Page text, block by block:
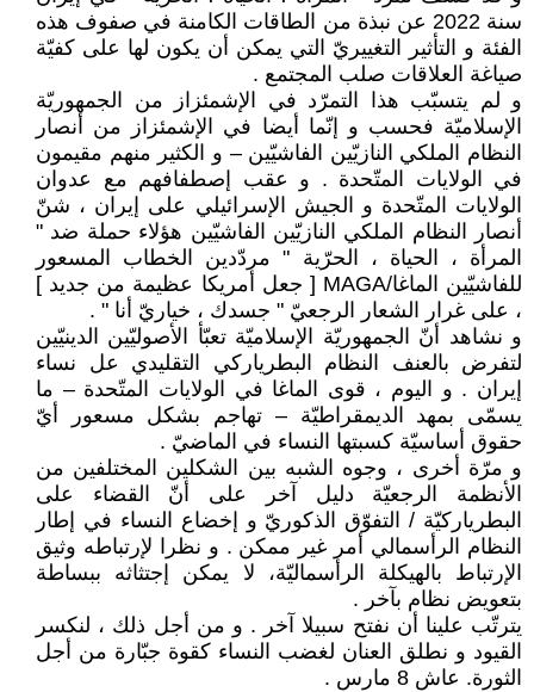
سنة 2022 عن نبذة من الطاقات الكامنة في صفوف هذه
الفئة و التأثير التغييريّ التي يمكن أن يكون لها على كفيّة
صياغة العلاقات صلب المجتمع .
و لم يتسبّب هذا التمرّد في الإشمئزاز من الجمهوريّة
الإسلاميّة فحسب و إنّما أيضا في الإشمئزاز من أنصار
النظام الملكي النازيّين الفاشيّين – و الكثير منهم مقيمون
في الولايات المتّحدة . و عقب إصطفافهم مع عدوان
الولايات المتّحدة و الجيش الإسرائيلي على إيران ، شنّ
أنصار النظام الملكي النازيّين الفاشيّين هؤلاء حملة ضد "
المرأة ، الحياة ، الحرّية " مردّدين الخطاب المسعور
للفاشيّين الماغا/MAGA [ جعل أمريكا عظيمة من جديد ]
، على غرار الشعار الرجعيّ " جسدك ، خياريّ أنا " .
و نشاهد أنّ الجمهوريّة الإسلاميّة تعبّأ الأصوليّين الدينيّين
لتفرض بالعنف النظام البطرياركي التقليدي عل نساء
إيران . و اليوم ، قوى الماغا في الولايات المتّحدة – ما
يسمّى بمهد الديمقراطيّة – تهاجم بشكل مسعور أيّ
حقوق أساسيّة كسبتها النساء في الماضيّ .
و مرّة أخرى ، وجوه الشبه بين الشكلين المختلفين من
الأنظمة الرجعيّة دليل آخر على أنّ القضاء على
البطرياركيّة / التفوّق الذكوريّ و إخضاع النساء في إطار
النظام الرأسمالي أمر غير ممكن . و نظرا لإرتباطه وثيق
الإرتباط بالهيكلة الرأسماليّة، لا يمكن إجتثاثه ببساطة
بتعويض نظام بآخر .
يترتّب علينا أن نفتح سبيلا آخر . و من أجل ذلك ، لنكسر
القيود و نطلق العنان لغضب النساء كقوة جبّارة من أجل
الثورة. عاش 8 مارس .